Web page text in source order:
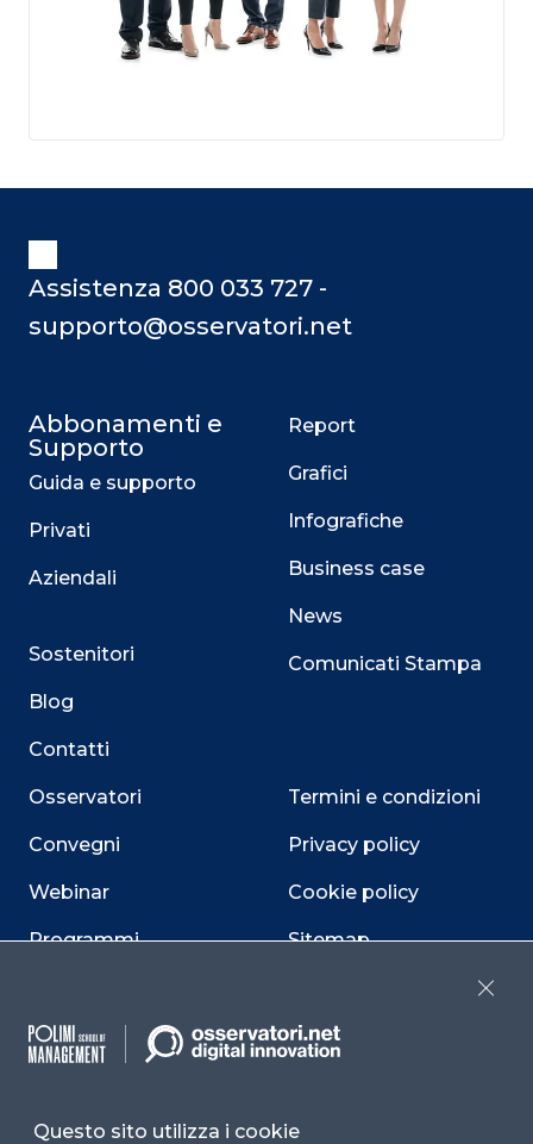
Assistenza 800 033 727 -
supporto@osservatori.net
Abbonamenti e
Supporto
Guida e supporto
Privati
Aziendali
Sostenitori
Blog
Contatti
Osservatori
Convegni
Webinar
Programmi
Report
Grafici
Infografiche
Business case
News
Comunicati Stampa
Termini e condizioni
Privacy policy
Cookie policy
Sitemap
Questo sito utilizza i cookie